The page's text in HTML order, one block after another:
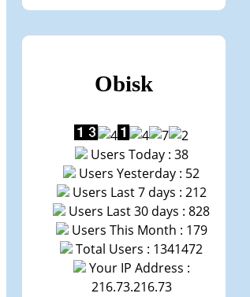
Obisk
Users Today : 38
Users Yesterday : 52
Users Last 7 days : 212
Users Last 30 days : 828
Users This Month : 179
Total Users : 1341472
Your IP Address :
216.73.216.73